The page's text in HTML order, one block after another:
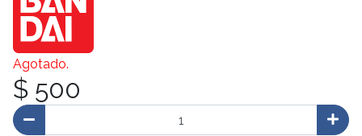
Agotado.
$ 500